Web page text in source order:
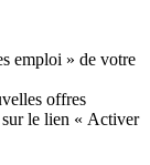
emploi » de votre
offres
le lien « Activer